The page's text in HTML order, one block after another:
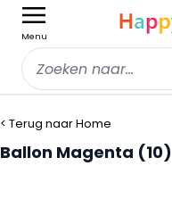
Menu
< Terug naar Home
Ballon Magenta (10)